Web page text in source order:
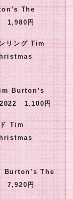
The
1,980円
リング Tim
Burton’s
1,100円
Tim
Burton’s The
7,920円